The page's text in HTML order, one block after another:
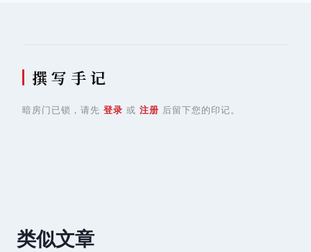
撰 写 手 记
暗房门已锁，请先 登录 或 注册 后留下您的印记。
类似文章